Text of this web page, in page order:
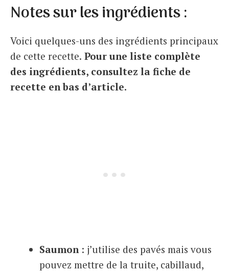
Notes sur les ingrédients :
Voici quelques-uns des ingrédients principaux
de cette recette. Pour une liste complète
des ingrédients, consultez la fiche de
recette en bas d’article.
Saumon: j’utilise des pavés mais vous
pouvez mettre de la truite, cabillaud,